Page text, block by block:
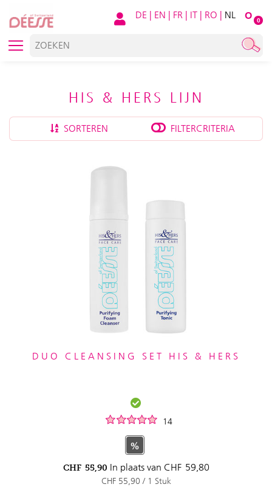
O 0
DE | EN | FR | IT | RO | NL
HIS & HERS LIJN
SORTEREN FILTERCRITERIA
DUO CLEANSING SET HIS & HERS
14
%
CHF 55,90 In plaats van CHF 59,80
CHF 55,90 / 1 Stuk